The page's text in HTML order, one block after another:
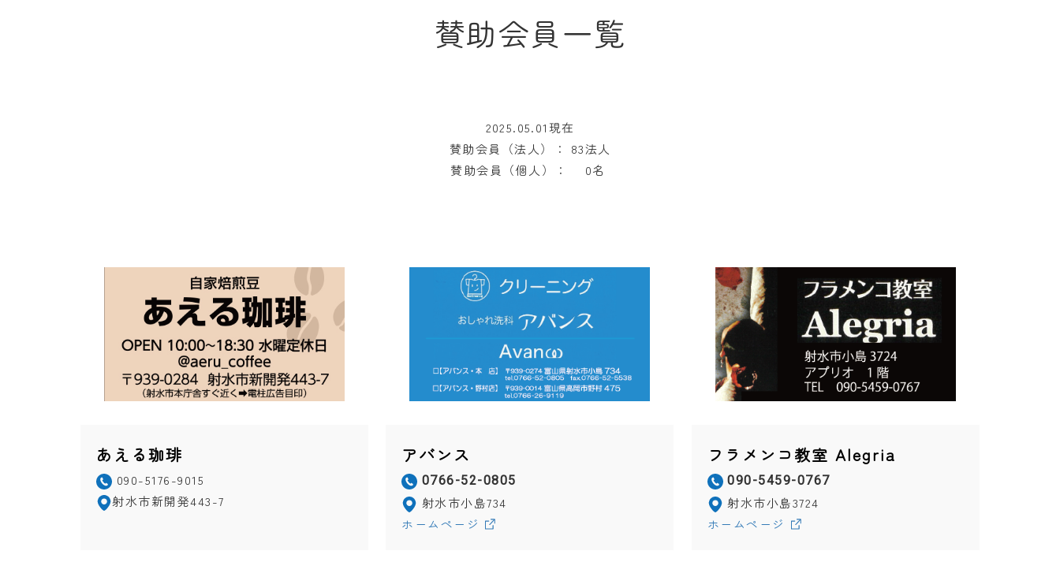
賛助会員一覧
2025.05.01現在
賛助会員（法人）： 83法人
賛助会員（個人）： 0名
あえる珈琲
090-5176-9015
射水市新開発443-7
アバンス
0766-52-0805
射水市小島734
ホームページ
フラメンコ教室 Alegria
090-5459-0767
射水市小島3724
ホームページ